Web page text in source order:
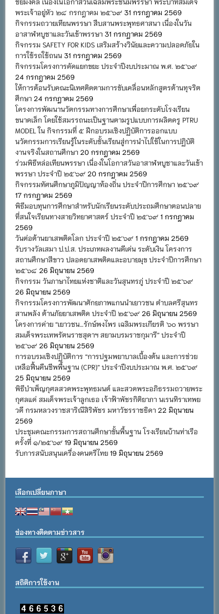
พระเจ้าอยู่หัว ๒๘ กรกฎาคม ๒๕๖๙ 31 กรกฎาคม 2569
กิจกรรมถวายเทียนพรรษา สืบสานพระพุทธศาสนา เนื่องในวัน
อาสาฬหบูชาและวันเข้าพรรษา 31 กรกฎาคม 2569
กิจกรรม SAFETY FOR KIDS เสริมสร้างวินัยและความปลอดภัยใน
การใช้รถใช้ถนน 31 กรกฎาคม 2569
กิจกรรมโครงการคัดแยกขยะ ประจำปีงบประมาณ พ.ศ. ๒๕๖๙
24 กรกฎาคม 2569
ให้การต้อนรับคณะนิเทศติดตามการขับเคลื่อนหลักสูตรต้านทุจริต
ศึกษา 24 กรกฎาคม 2569
โครงการพัฒนานวัตกรรมทางการศึกษาเพื่อยกระดับโรงเรียน
ขนาดเล็ก โดยใช้สมรรถนะเป็นฐานตามรูปแบบการผลิตครู PTRU
MODEL ใน กิจกรรมที่ ๕ ฝึกอบรมเชิงปฏิบัติการออกแบบ
นวัตกรรมการเรียนรู้ในระดับชั้นเรียนสู่การนำไปใช้ในการปฏิบัติ
งานจริงในสถานศึกษา 20 กรกฎาคม 2569
ร่วมพิธีหล่อเทียนพรรษา เนื่องในโอกาสวันอาสาฬหบูชาและวันเข้า
พรรษา ประจำปี ๒๕๖๙ 20 กรกฎาคม 2569
กิจกรรมทัศนศึกษาภูมิปัญญาท้องถิ่น ประจำปีการศึกษา ๒๕๖๙
17 กรกฎาคม 2569
พิธีมอบทุนการศึกษาสำหรับนักเรียนระดับประถมศึกษาตอนปลาย
ที่สนใจเรียนทางสายวิทยาศาสตร์ ประจำปี ๒๕๖๙ 1 กรกฎาคม
2569
วันต่อต้านยาเสพติดโลก ประจำปี ๒๕๖๙ 1 กรกฎาคม 2569
รับรางวัลเสมา ป.ป.ส. ประเภทผลงานดีเด่น ระดับเงิน โครงการ
สถานศึกษาสีขาว ปลอดยาเสพติดและอบายมุข ประจำปีการศึกษา
๒๕๖๘ 26 มิถุนายน 2569
กิจกรรม วันภาษาไทยแห่งชาติและวันสุนทรภู่ ประจำปี ๒๕๖๙
26 มิถุนายน 2569
กิจกรรมโครงการพัฒนาศักยภาพแกนนำเยาวชน ตำบลศรีสุนทร
สานพลัง ต้านภัยยาเสพติด ประจำปี ๒๕๖๙ 26 มิถุนายน 2569
โครงการค่าย “เยาวชน…รักษ์พงไพร เฉลิมพระเกียรติ ๖๐ พรรษา
สมเด็จพระเทพรัตนราชสุดาฯ สยามบรมราชกุมารี” ประจำปี
๒๕๖๙ 26 มิถุนายน 2569
การอบรมเชิงปฏิบัติการ “การปฐมพยาบาลเบื้องต้น และการช่วย
เหลือฟื้นคืนชีพพื้นฐาน (CPR)” ประจำปีงบประมาณ พ.ศ. ๒๕๖๙
25 มิถุนายน 2569
พิธีบำเพ็ญกุศลสวดพระพุทธมนต์ และสวดพระอภิธรรมถวายพระ
กุศลแด่ สมเด็จพระเจ้าลูกเธอ เจ้าฟ้าพัชรกิติยาภา นเรนทิราเทพย
วดี กรมหลวงราชสาริณีสิริพัชร มหาวัชรราชธิดา 22 มิถุนายน
2569
ประชุมคณะกรรมการสถานศึกษาขั้นพื้นฐาน โรงเรียนบ้านท่าเรือ
ครั้งที่ ๑/๒๕๖๙ 19 มิถุนายน 2569
รับการสนับสนุนเครื่องดนตรีไทย 19 มิถุนายน 2569
เลือกเปลี่ยนภาษา
ช่องทางติดตามข่าวสาร
สถิติการใช้งาน